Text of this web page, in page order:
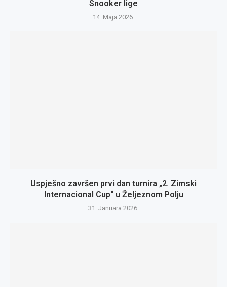
Snooker lige
14. Maja 2026.
Uspješno završen prvi dan turnira „2. Zimski
Internacional Cup“ u Željeznom Polju
31. Januara 2026.